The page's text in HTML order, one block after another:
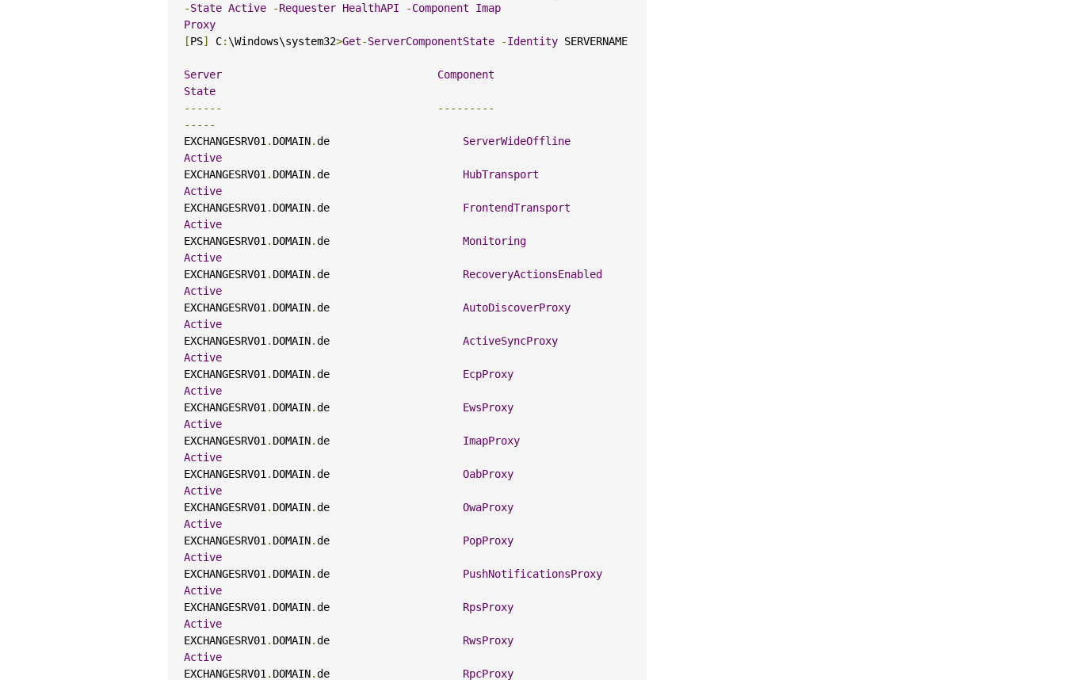
-State Active -Requester HealthAPI -Component
Imap
Proxy
[PS] C:\Windows\system32>Get-ServerComponentState -Identity SERVERNAME
Server
Component
State
------
---------
-----
EXCHANGESRV01 . DOMAIN.de ServerWideOffline
Active
EXCHANGESRV01 . DOMAIN.de HubTransport
Active
EXCHANGESRV01 . DOMAIN.de FrontendTransport
Active
EXCHANGESRV01 . DOMAIN.de Monitoring
Active
EXCHANGESRV01 . DOMAIN.de RecoveryActionsEnabled
Active
EXCHANGESRV01 . DOMAIN.de AutoDiscoverProxy
Active
EXCHANGESRV01 . DOMAIN.de ActiveSyncProxy
Active
EXCHANGESRV01 . DOMAIN.de EcpProxy
Active
EXCHANGESRV01 . DOMAIN.de EwsProxy
Active
EXCHANGESRV01 . DOMAIN.de ImapProxy
Active
EXCHANGESRV01 . DOMAIN.de OabProxy
Active
EXCHANGESRV01 . DOMAIN.de OwaProxy
Active
EXCHANGESRV01 . DOMAIN.de PopProxy
Active
EXCHANGESRV01 . DOMAIN.de PushNotificationsProxy
Active
EXCHANGESRV01 . DOMAIN.de RpsProxy
Active
EXCHANGESRV01 . DOMAIN.de RwsProxy
Active
EXCHANGESRV01 . DOMAIN.de RpcProxy